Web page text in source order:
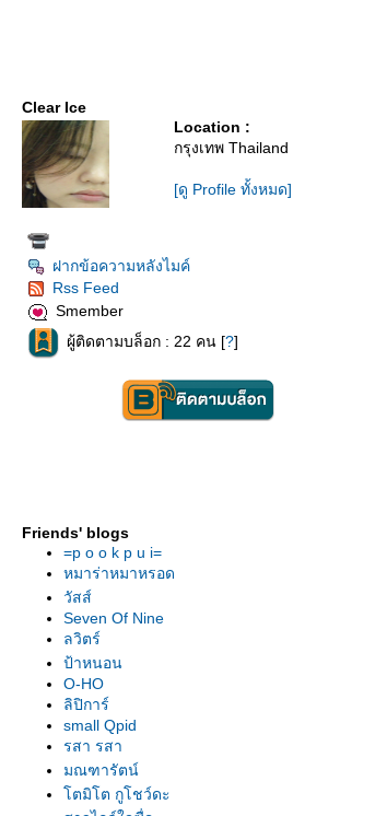
Clear Ice
Location :
กรุงเทพ Thailand
[ดู Profile ทั้งหมด]
ฝากข้อความหลังไมค์
Rss Feed
Smember
ผู้ติดตามบล็อก : 22 คน [?]
Friends' blogs
=p o o k p u i=
หมาร่าหมาหรอด
วัสส์
Seven Of Nine
ลวิตร์
ป้าหนอน
O-HO
ลิปิการ์
small Qpid
รสา รสา
มณฑารัตน์
ตมิโต กูโชว์ดะ